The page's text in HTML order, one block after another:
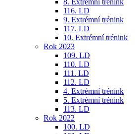
8. Extrémní trénink
116. LD
9. Extrémní trénink
117. LD
10. Extrémní trénink
Rok 2023
109. LD
110. LD
111. LD
112. LD
4. Extrémní trénink
5. Extrémní trénink
113. LD
Rok 2022
100. LD